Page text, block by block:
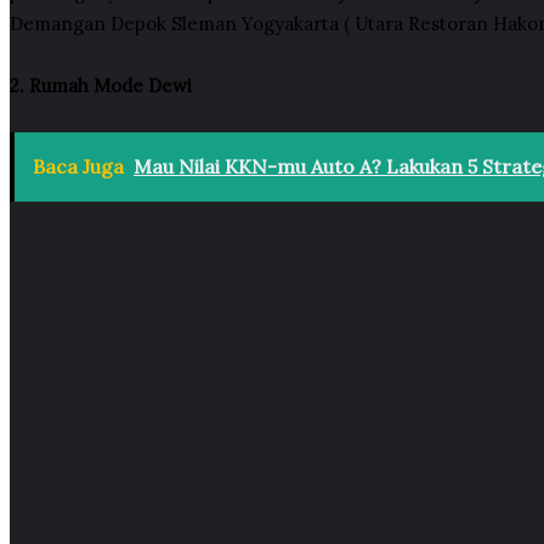
Demangan Depok Sleman Yogyakarta ( Utara Restoran
2. Rumah Mode Dewi
Baca Juga Mau Nilai KKN-mu Auto A? Lakukan 5